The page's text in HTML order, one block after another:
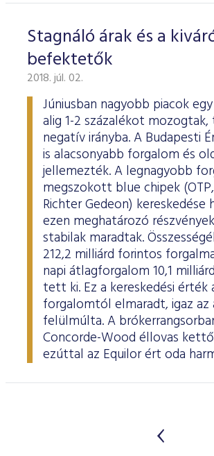
Stagnáló árak és a
befektetők
2018. júl. 02.
Júniusban nagyobb piacok
alig 1-2 százalékot
negatív irányba. A Budapesti
is alacsonyabb forgalom és
jellemezték. A legnagyobb
megszokott blue chipek
Richter Gedeon) kereskedése
ezen meghatározó
stabilak maradtak.
212,2 milliárd forintos
napi átlagforgalom 10,1
tett ki. Ez a kereskedési érték
forgalomtól elmaradt, igaz az
felülmúlta. A
Concorde-Wood éllovas
ezúttal az Equilor ért oda